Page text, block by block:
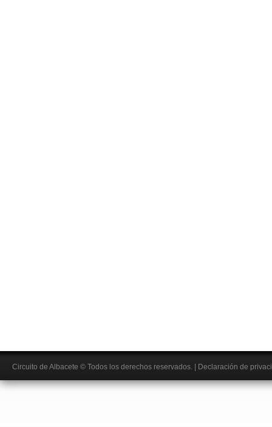
Circuito de Albacete © Todos los derechos reservados. Declaración de